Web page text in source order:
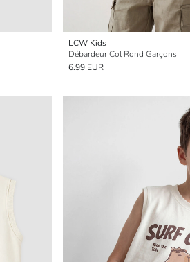
LCW Kids
Débardeur Col Rond Garçons
6.99 EUR